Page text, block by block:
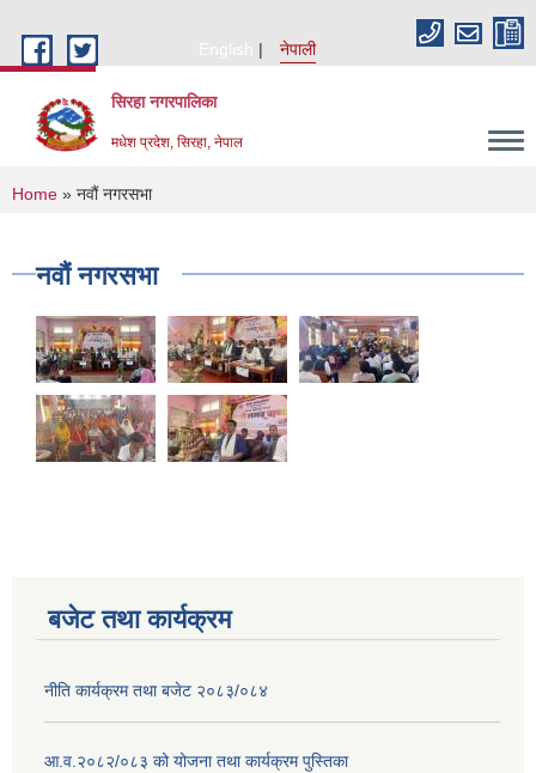
English
नेपाली
सिरहा नगरपालिका
मधेश प्रदेश, सिरहा, नेपाल
You are here
Home » नवौं नगरसभा
नवौं नगरसभा
बजेट तथा कार्यक्रम
नीति कार्यक्रम तथा बजेट २०८३/०८४
आ.व.२०८२/०८३ को योजना तथा कार्यक्रम पुस्तिका